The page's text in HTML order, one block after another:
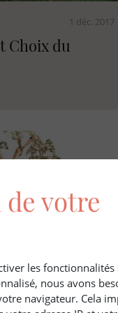
1 déc. 2017
Choix du
3 nov. 2017
de votre
les fonctionnalités
nous avons
navigateur. Cela